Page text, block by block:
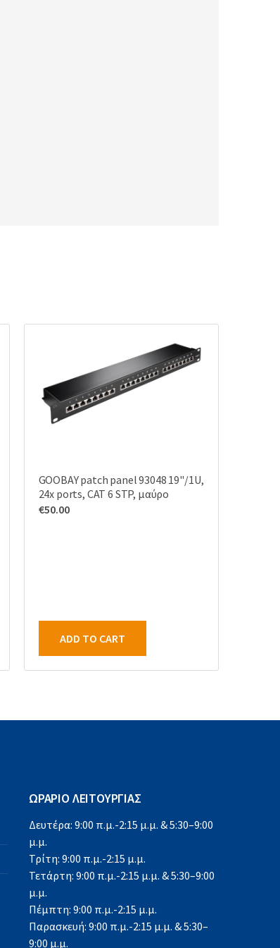
GOOBAY patch panel 93048 19"/1U,
24x ports, CAT 6 STP, μαύρo
€50.00
ADD TO CART
ΩΡΑΡΙΟ ΛΕΙΤΟΥΡΓΙΑΣ
Δευτέρα: 9:00 π.μ.-2:15 μ.μ. & 5:30–9:00
μ.μ.
Τρίτη: 9:00 π.μ.-2:15 μ.μ.
Τετάρτη: 9:00 π.μ.-2:15 μ.μ. & 5:30–9:00
μ.μ.
Πέμπτη: 9:00 π.μ.-2:15 μ.μ.
Παρασκευή: 9:00 π.μ.-2:15 μ.μ. & 5:30–
9:00 μ.μ.